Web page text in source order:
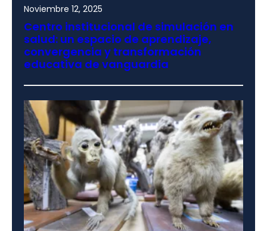
Noviembre 12, 2025
Centro institucional de simulación en
salud: un espacio de aprendizaje,
convergencia y transformación
educativa de vanguardia